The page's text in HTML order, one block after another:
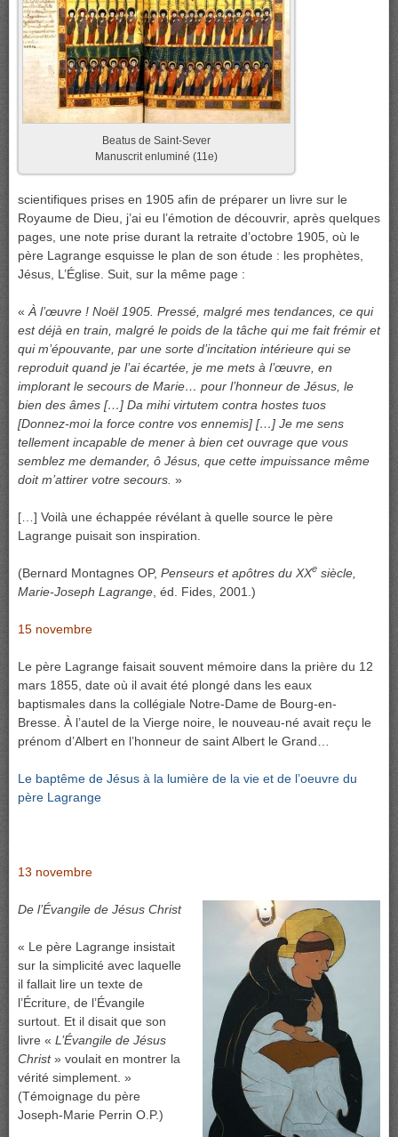
Beatus de Saint-Sever
Manuscrit enluminé (11e)
scientifiques prises en 1905 afin de préparer un livre sur le
Royaume de Dieu, j’ai eu l’émotion de découvrir, après quelques
pages, une note prise durant la retraite d’octobre 1905, où le
père Lagrange esquisse le plan de son étude : les prophètes,
Jésus, L’Église. Suit, sur la même page :
« À l’œuvre ! Noël 1905. Pressé, malgré mes tendances, ce qui
est déjà en train, malgré le poids de la tâche qui me fait frémir et
qui m’épouvante, par une sorte d’incitation intérieure qui se
reproduit quand je l’ai écartée, je me mets à l’œuvre, en
implorant le secours de Marie… pour l’honneur de Jésus, le
bien des âmes […] Da mihi virtutem contra hostes tuos
[Donnez-moi la force contre vos ennemis] […] Je me sens
tellement incapable de mener à bien cet ouvrage que vous
semblez me demander, ô Jésus, que cette impuissance même
doit m’attirer votre secours. »
[…] Voilà une échappée révélant à quelle source le père
Lagrange puisait son inspiration.
(Bernard Montagnes OP, Penseurs et apôtres du XXe siècle,
Marie-Joseph Lagrange , éd. Fides, 2001.)
15 novembre
Le père Lagrange faisait souvent mémoire dans la prière du 12
mars 1855, date où il avait été plongé dans les eaux
baptismales dans la collégiale Notre-Dame de Bourg-en-
Bresse. À l’autel de la Vierge noire, le nouveau-né avait reçu le
prénom d’Albert en l’honneur de saint Albert le Grand…
Le baptême de Jésus à la lumière de la vie et de l’oeuvre du
père Lagrange
13 novembre
De l’Évangile de Jésus Christ
« Le père Lagrange insistait
sur la simplicité avec laquelle
il fallait lire un texte de
l’Écriture, de l’Évangile
surtout. Et il disait que son
livre « L’Évangile de Jésus
Christ» voulait en montrer la
vérité simplement. »
(Témoignage du père
Joseph-Marie Perrin O.P.)